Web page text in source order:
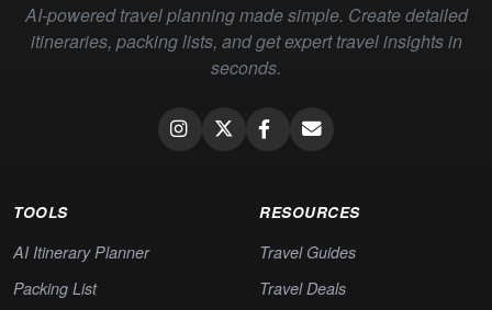
AI-powered travel planning made simple. Create detailed
itineraries, packing lists, and get expert travel insights in
seconds.
TOOLS
AI Itinerary Planner
Packing List
RESOURCES
Travel Guides
Travel Deals